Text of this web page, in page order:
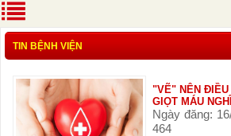
TIN BỆNH VIỆN
"VẼ" NÊN ĐIỀU
GIỌT MÁU
Ngày đăng:
464